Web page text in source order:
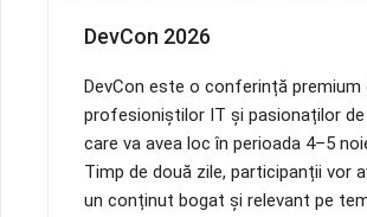
DevCon 2026
DevCon este o conferință premium
profesioniștilor IT și pasionaților de
care va avea loc în perioada 4–5
Timp de două zile, participanții vor
un conținut bogat și relevant pe